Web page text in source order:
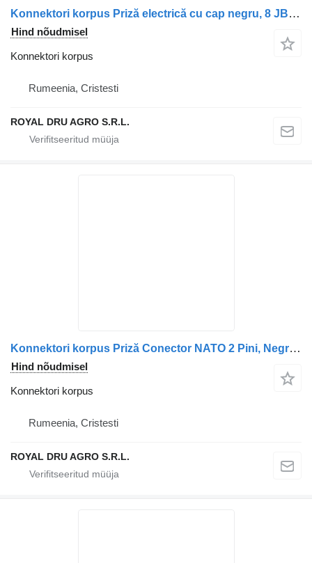
Konnektori korpus Priză electrică cu cap negru, 8 JB008085, 13 tüübi jaoks veoauto CM
Hind nõudmisel
Konnektori korpus
Rumeenia, Cristesti
ROYAL DRU AGRO S.R.L.
Konnektori korpus Priză Conector NATO 2 Pini, Negru, 14 tüübi jaoks veoauto CM
Hind nõudmisel
Konnektori korpus
Rumeenia, Cristesti
ROYAL DRU AGRO S.R.L.